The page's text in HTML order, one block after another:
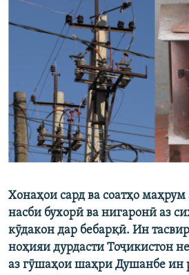
НИГОРИСТОН
ГУЗОРИШҲОИ РАДИОӢ
КИТОБҲОИ ОЗОДӢ
ПАЙГИРӢ КУНЕД
Хонаҳои сард ва соатҳо маҳрум
насби бухорӣ ва нигаронӣ аз
кӯдакон дар бебарқӣ. Ин
ноҳияи дурдасти Тоҷикистон
аз гӯшаҳои шаҳри Душанбе ин